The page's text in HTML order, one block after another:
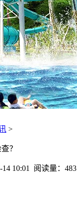
>
？
10:01 阅读量：483